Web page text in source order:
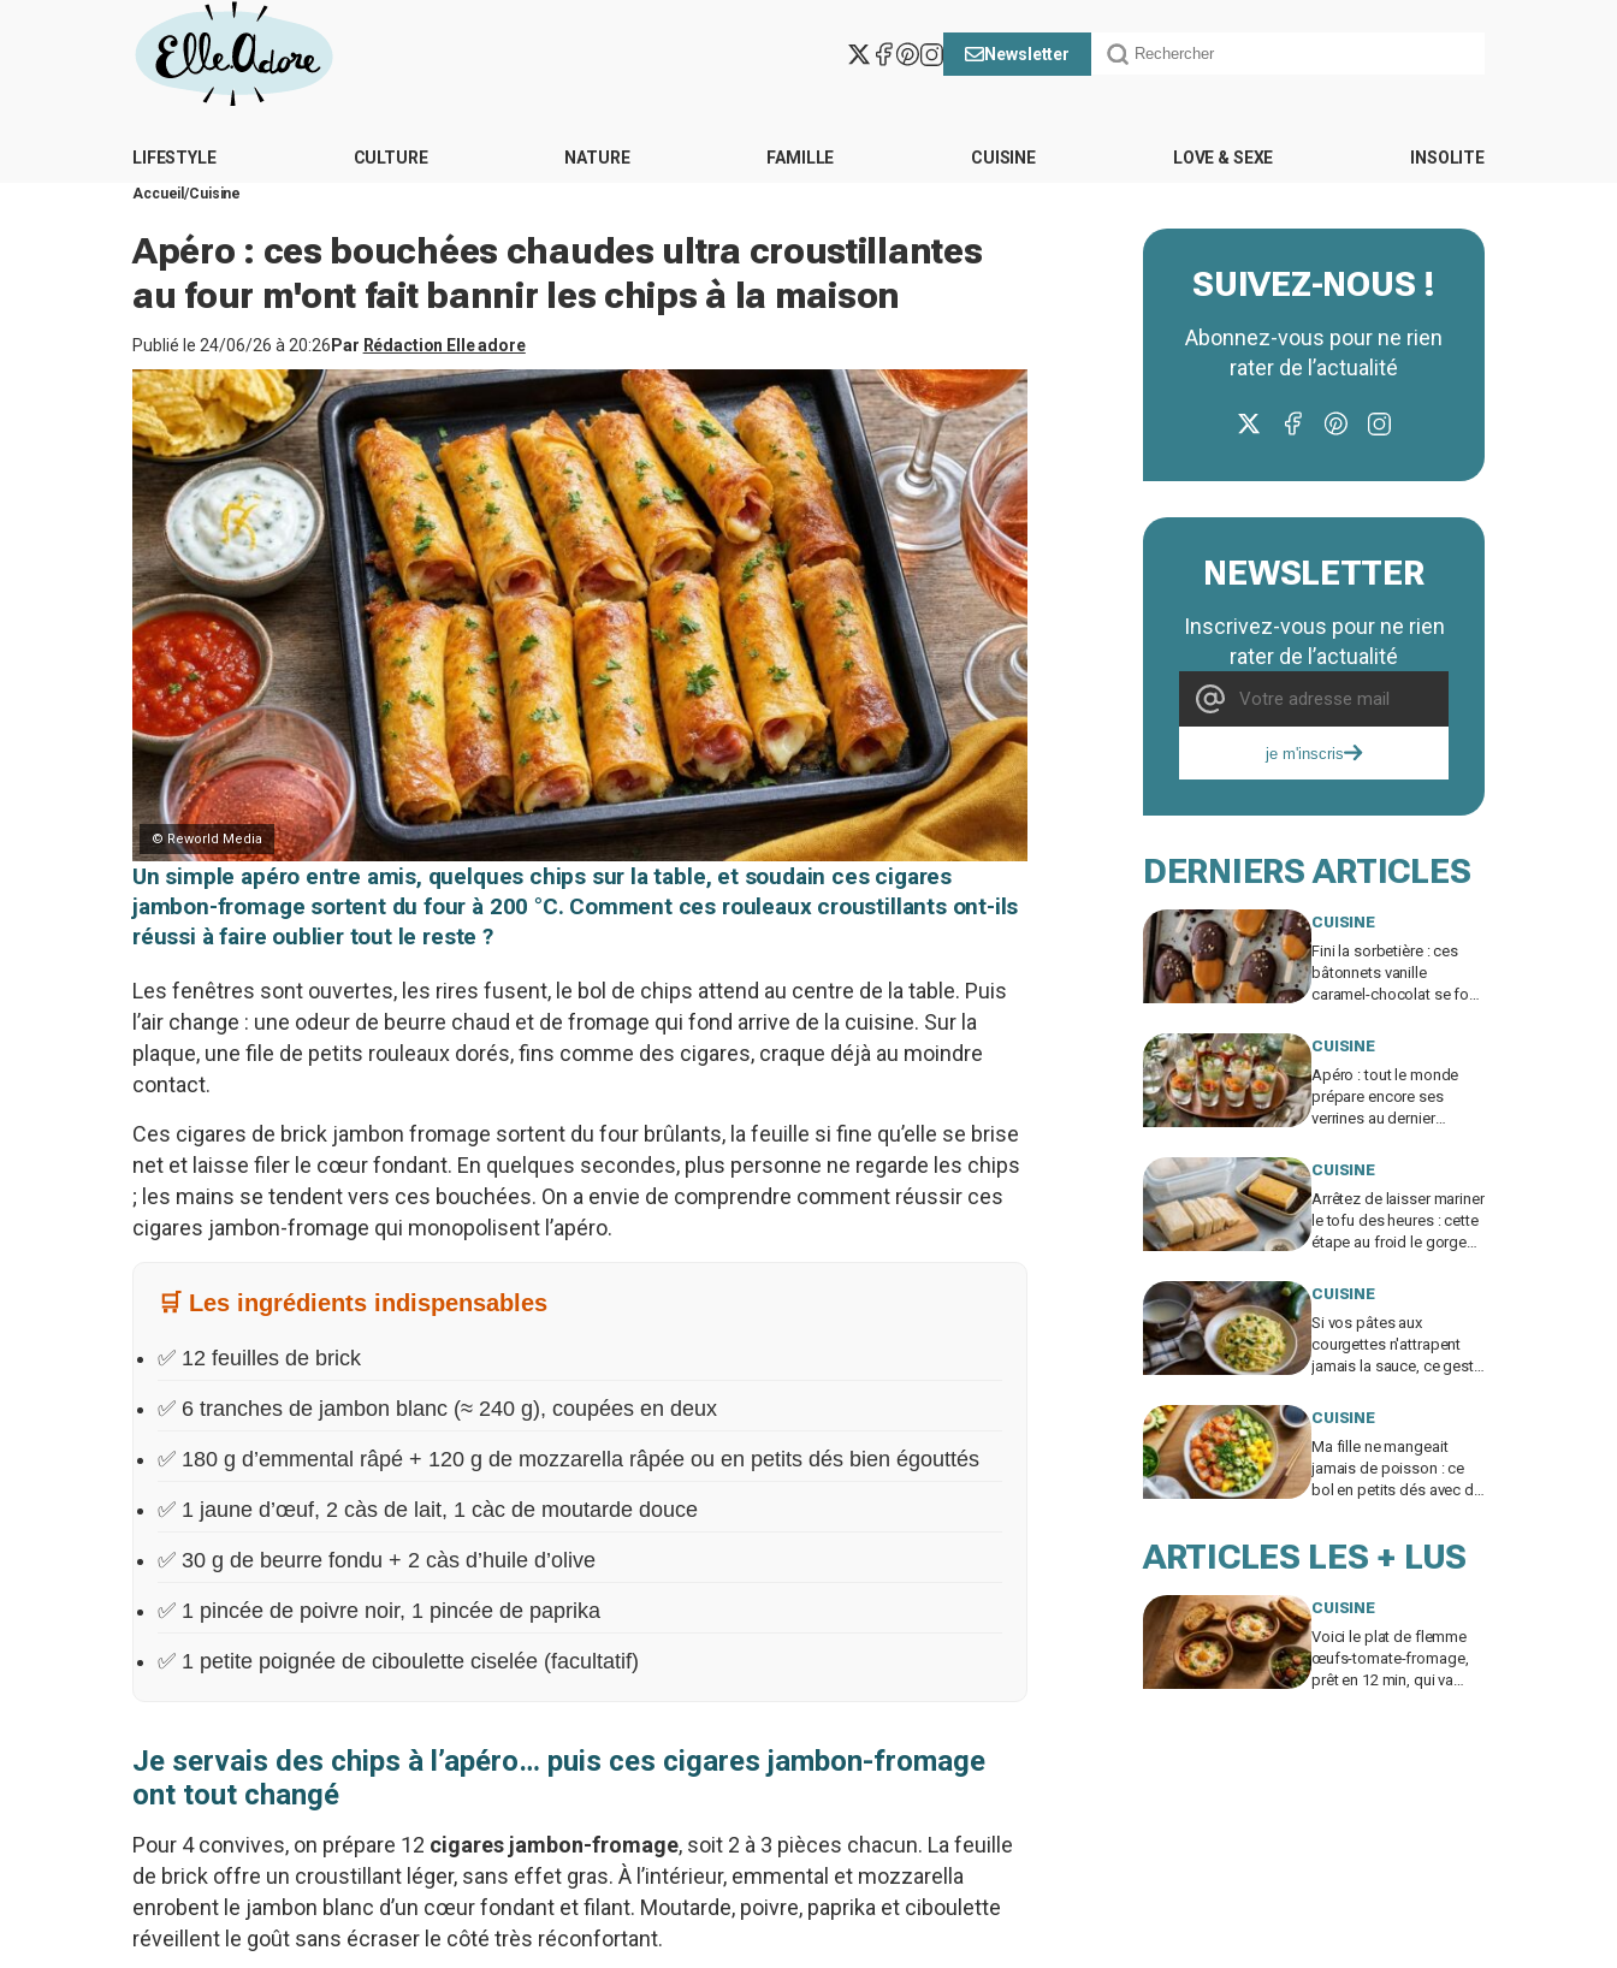
Newsletter
LIFESTYLE CULTURE NATURE FAMILLE CUISINE LOVE & SEXE INSOLITE
Accueil Cuisine
Apéro : ces bouchées chaudes ultra croustillantes
au four m'ont fait bannir les chips à la maison
Publié le 24/06/26 à 20:26 Par Rédaction Elle adore
© Reworld Media
Un simple apéro entre amis, quelques chips sur la table, et soudain ces cigares
jambon-fromage sortent du four à 200 °C. Comment ces rouleaux croustillants ont-ils
réussi à faire oublier tout le reste ?
Les fenêtres sont ouvertes, les rires fusent, le bol de chips attend au centre de la table. Puis
l’air change : une odeur de beurre chaud et de fromage qui fond arrive de la cuisine. Sur la
plaque, une file de petits rouleaux dorés, fins comme des cigares, craque déjà au moindre
contact.
Ces cigares de brick jambon fromage sortent du four brûlants, la feuille si fine qu’elle se brise
net et laisse filer le cœur fondant. En quelques secondes, plus personne ne regarde les chips
; les mains se tendent vers ces bouchées. On a envie de comprendre comment réussir ces
cigares jambon-fromage qui monopolisent l’apéro.
🛒 Les ingrédients indispensables
✅ 12 feuilles de brick
✅ 6 tranches de jambon blanc (≈ 240 g), coupées en deux
✅ 180 g d’emmental râpé + 120 g de mozzarella râpée ou en petits dés bien égouttés
✅ 1 jaune d’œuf, 2 càs de lait, 1 càc de moutarde douce
✅ 30 g de beurre fondu + 2 càs d’huile d’olive
✅ 1 pincée de poivre noir, 1 pincée de paprika
✅ 1 petite poignée de ciboulette ciselée (facultatif)
Je servais des chips à l’apéro… puis ces cigares jambon-fromage
ont tout changé
Pour 4 convives, on prépare 12 cigares jambon-fromage, soit 2 à 3 pièces chacun. La feuille
de brick offre un croustillant léger, sans effet gras. À l’intérieur, emmental et mozzarella
enrobent le jambon blanc d’un cœur fondant et filant. Moutarde, poivre, paprika et ciboulette
réveillent le goût sans écraser le côté très réconfortant.
SUIVEZ-NOUS !
Abonnez-vous pour ne rien
rater de l’actualité
NEWSLETTER
Inscrivez-vous pour ne rien
rater de l’actualité
je m'inscris
DERNIERS ARTICLES
CUISINE
Fini la sorbetière : ces
bâtonnets vanille
caramel-chocolat se font
mais exigent ce geste
CUISINE
Apéro : tout le monde
prépare encore ses
verrines au dernier
la veille change tout
CUISINE
Arrêtez de laisser mariner
le tofu des heures : cette
étape au froid le gorge
CUISINE
Si vos pâtes aux
courgettes n'attrapent
jamais la sauce, ce geste
ultra crémeuses sans
CUISINE
Ma fille ne mangeait
jamais de poisson : ce
bol en petits dés avec de
ARTICLES LES + LUS
CUISINE
Voici le plat de flemme
œufs-tomate-fromage,
prêt en 12 min, qui va